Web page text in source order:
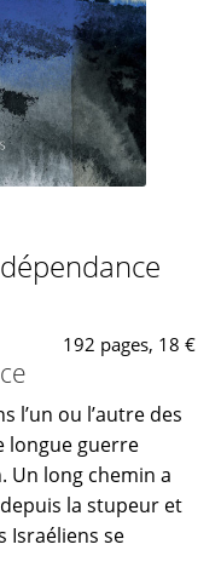
192 pages, 18 €
l’un ou l’autre des
longue guerre
Un long chemin a
la stupeur et
Israéliens se